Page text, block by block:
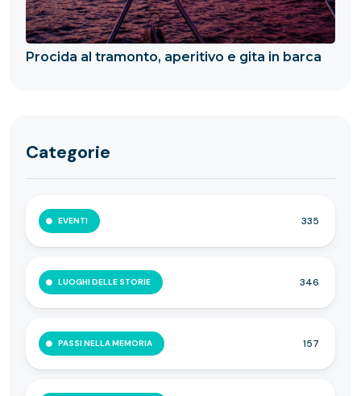
Procida al tramonto, aperitivo e gita in barca
Categorie
EVENTI 335
LUOGHI DELLE STORIE 346
PASSI NELLA MEMORIA 157